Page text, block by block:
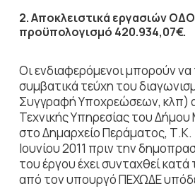
2. Αποκλειστικά εργασιών
προϋπολογισμό 420.934,07€.
Οι ενδιαφερόμενοι μπορούν
συμβατικά τεύχη του
Συγγραφή Υποχρεώσεων, κλπ)
Τεχνικής Υπηρεσίας του
στο Δημαρχείο Περάματος, Τ.Κ.
Ιουνίου 2011 πριν την
του έργου έχει συνταχθεί κατά
από τον υπουργό ΠΕΧΩΔΕ